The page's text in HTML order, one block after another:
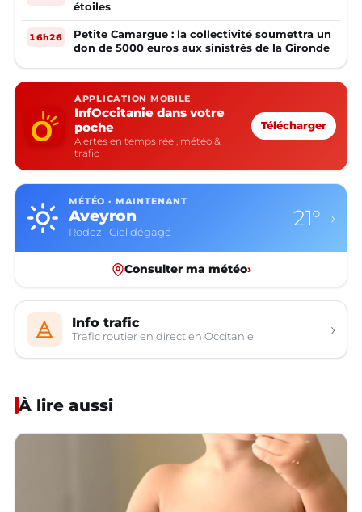
étoiles
16h26
Petite Camargue : la collectivité soumettra un
don de 5000 euros aux sinistrés de la Gironde
APPLICATION MOBILE
InfOccitanie dans votre
poche
Alertes en temps réel, météo &
trafic
Télécharger
MÉTÉO · MAINTENANT
Aveyron
Rodez · Ciel dégagé
21° ›
Consulter ma météo›
Info trafic
Trafic routier en direct en Occitanie ›
À lire aussi